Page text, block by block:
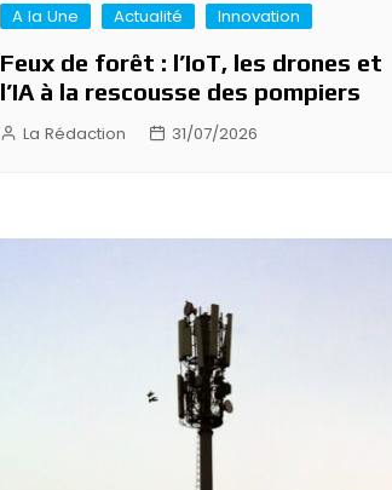
A la Une Actualité Innovation
Feux de forêt : l’IoT, les drones et
l’IA à la rescousse des pompiers
La Rédaction 31/07/2026